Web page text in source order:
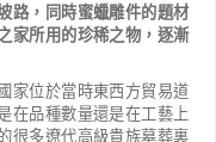
路，同時蜜蠟雕件的題材
家所用的珍稀之物，逐漸
家位於當時東西方貿易道
在品種數量還是在工藝上
很多遼代高級貴族墓葬裏